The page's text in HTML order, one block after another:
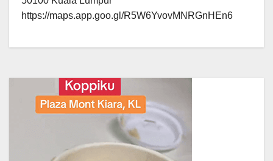
https://maps.app.goo.gl/R5W6YvovMNRGnHEn6